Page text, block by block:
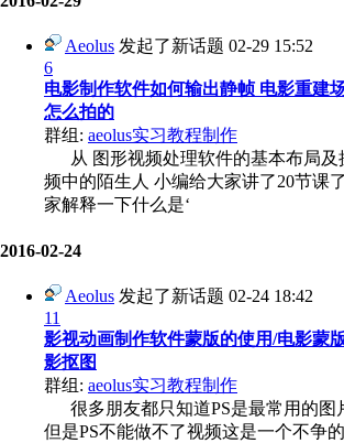
Aeolus 发起了新话题 02-29 15:52
6
电影制作软件如何输出静帧 电影重建
怎么拍的
群组: aeolus实习教程制作
从 图形视频处理软件的基本布局及
频中的陌生人 小编给大家讲了20节课
家解释一下什么是‘
2016-02-24
Aeolus 发起了新话题 02-24 18:42
11
影视动画制作软件蒙版的使用/电影蒙
影抠图
群组: aeolus实习教程制作
很多朋友都只知道PS是最常用的图
但是PS不能做不了视频这是一个不争